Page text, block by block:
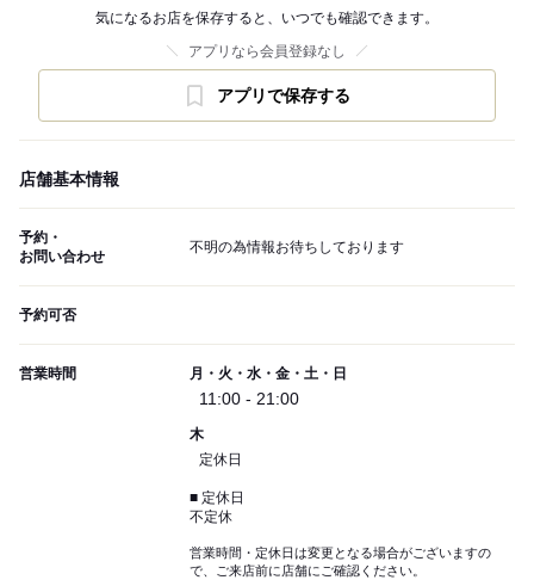
気になるお店を保存すると、いつでも確認できます。
アプリなら会員登録なし
アプリで保存する
店舗基本情報
予約・
お問い合わせ
不明の為情報お待ちしております
予約可否
営業時間 月・火・水・金・土・日
11:00 - 21:00
木
定休日
■ 定休日
不定休
営業時間・定休日は変更となる場合がございますの
で、ご来店前に店舗にご確認ください。